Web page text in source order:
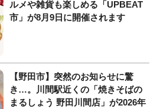
ルメや雑貨も楽しめる「UPBEAT
市」が8月9日に開催されます
【野田市】突然のお知らせに驚
き…。川間駅近くの「焼きそばの
まるしょう 野田川間店」が2026年